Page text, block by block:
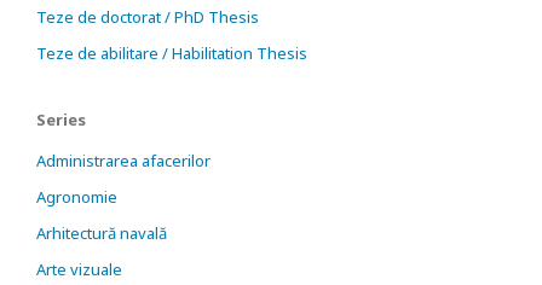
Teze de doctorat / PhD Thesis
Teze de abilitare / Habilitation Thesis
Series
Administrarea afacerilor
Agronomie
Arhitectură navală
Arte vizuale